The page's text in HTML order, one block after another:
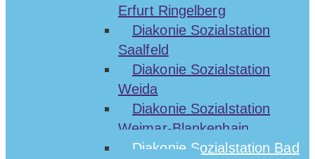
Erfurt Ringelberg
Diakonie Sozialstation
Saalfeld
Diakonie Sozialstation
Weida
Diakonie Sozialstation
Weimar-Blankenhain
Diakonie Sozialstation Bad